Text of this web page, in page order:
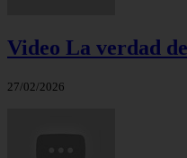
Video La verdad
27/02/2026